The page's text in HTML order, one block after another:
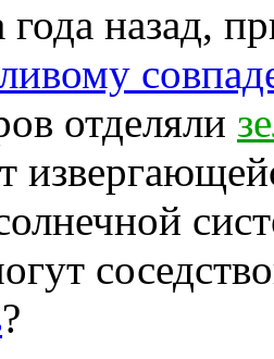
года назад,
отделяли
?